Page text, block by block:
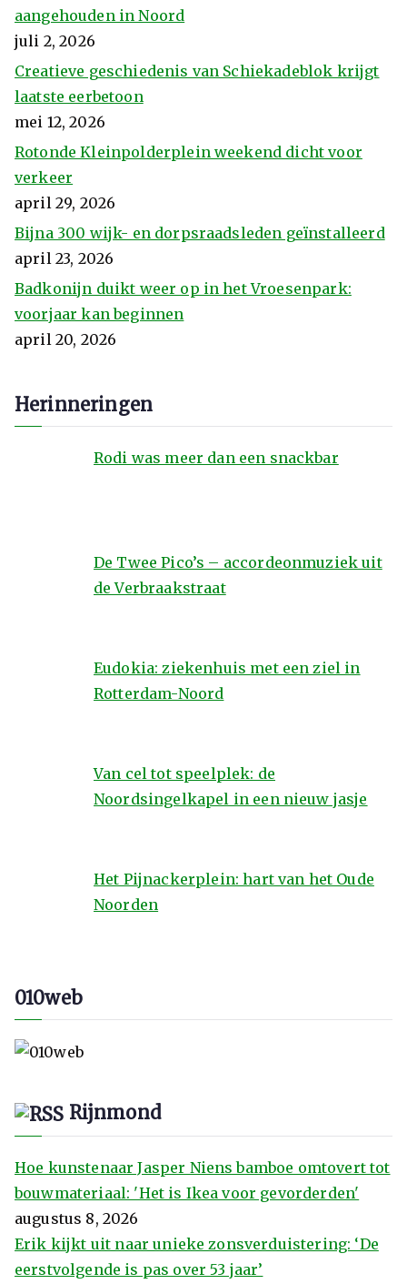
aangehouden in Noord
juli 2, 2026
Creatieve geschiedenis van Schiekadeblok krijgt
laatste eerbetoon
mei 12, 2026
Rotonde Kleinpolderplein weekend dicht voor
verkeer
april 29, 2026
Bijna 300 wijk- en dorpsraadsleden geïnstalleerd
april 23, 2026
Badkonijn duikt weer op in het Vroesenpark:
voorjaar kan beginnen
april 20, 2026
Herinneringen
Rodi was meer dan een snackbar
De Twee Pico’s – accordeonmuziek uit
de Verbraakstraat
Eudokia: ziekenhuis met een ziel in
Rotterdam-Noord
Van cel tot speelplek: de
Noordsingelkapel in een nieuw jasje
Het Pijnackerplein: hart van het Oude
Noorden
010web
Rijnmond
Hoe kunstenaar Jasper Niens bamboe omtovert tot
bouwmateriaal: 'Het is Ikea voor gevorderden'
augustus 8, 2026
Erik kijkt uit naar unieke zonsverduistering: ‘De
eerstvolgende is pas over 53 jaar’